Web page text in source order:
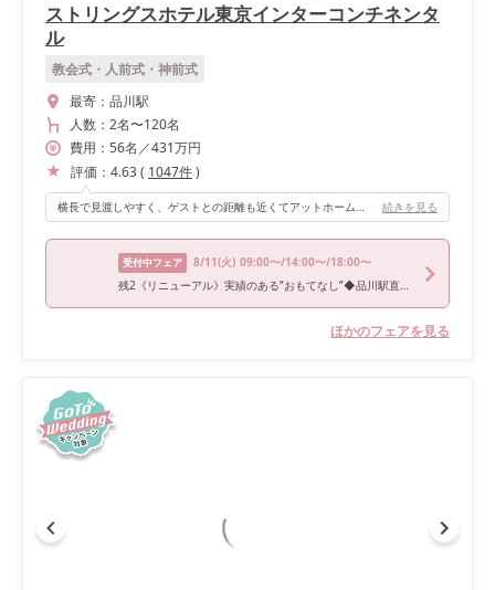
ストリングスホテル東京インターコンチネンタ
ル
教会式・人前式・神前式
最寄： 品川駅
人数： 2名〜120名
費用： 56名 ／431万円
評価： 4.63( 1047件)
横長で見渡しやすく、ゲストとの距離も近くてアットホームな会場でした。15時頃からのスタートで冬だったので後半にかけて日が落ち、雰囲気が変わっていったのもよかったです。 続きを見る
受付中フェア 8/11(火) 09:00〜/14:00〜/18:00〜
残2《リニューアル》実績のある”おもてなし”◆品川駅直結WD◆美食体験
ほかのフェアを見る